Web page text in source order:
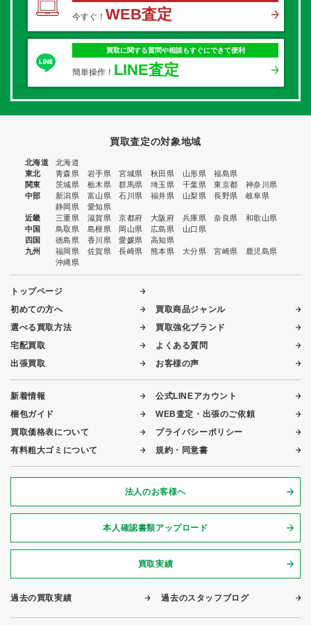
今すぐ！ WEB査定
買取に関する質問や相談もすぐにできて便利
簡単操作！ LINE査定
買取査定の対象地域
北海道
北海道
東北
青森県 岩手県 宮城県 秋田県 山形県
福島県
関東
茨城県 栃木県 群馬県 埼玉県 千葉県 東京都
神奈川県
中部
新潟県 富山県 石川県 福井県 山梨県 長野県
岐阜県
静岡県
愛知県
近畿
三重県 滋賀県 京都府 大阪府 兵庫県 奈良県
和歌山県
中国
鳥取県 島根県 岡山県 広島県
山口県
四国
徳島県 香川県 愛媛県
高知県
九州
福岡県 佐賀県 長崎県 熊本県 大分県 宮崎県
鹿児島県
沖縄県
トップページ
初めての方へ
選べる買取方法
宅配買取
出張買取
買取商品ジャンル
買取強化ブランド
よくある質問
お客様の声
新着情報
梱包ガイド
買取価格表について
有料粗大ゴミについて
公式LINEアカウント
WEB査定・出張のご依頼
プライバシーポリシー
規約・同意書
法人のお客様へ
本人確認書類アップロード
買取実績
過去の買取実績 過去のスタッフブログ